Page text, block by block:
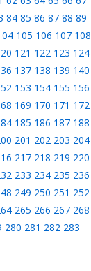
84 85 86 87 88 89
105 106 107 108
121 122 123 124
137 138 139 140
153 154 155 156
169 170 171 172
185 186 187 188
201 202 203 204
217 218 219 220
233 234 235 236
249 250 251 252
265 266 267 268
280 281 282 283